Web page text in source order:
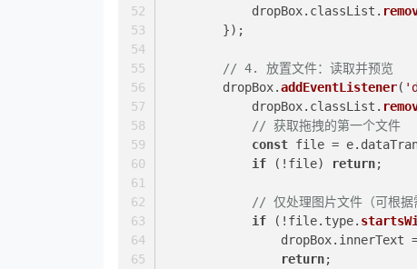
            dropBox.
classList .
        });
// 4. 放置文件：读取并预览
        dropBox.
addEventListener(
            dropBox.
classList .
// 获取拖拽的第一个文件
const file = e.
if (!file) return;
// 仅处理图片文件（可根据
if (!file. type.
                dropBox.
innerText
return;